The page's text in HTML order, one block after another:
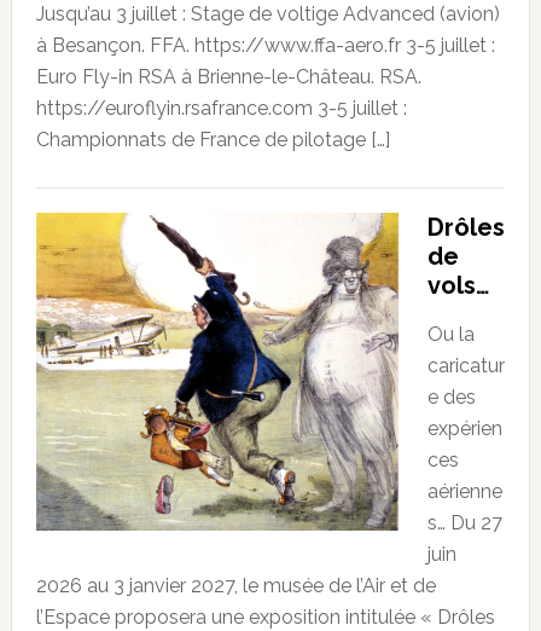
Jusqu’au 3 juillet : Stage de voltige Advanced (avion)
à Besançon. FFA. https://www.ffa-aero.fr 3-5 juillet :
Euro Fly-in RSA à Brienne-le-Château. RSA.
https://euroflyin.rsafrance.com 3-5 juillet :
Championnats de France de pilotage […]
Drôles
de
vols…
Ou la
caricatur
e des
expérien
ces
aérienne
s… Du 27
juin
2026 au 3 janvier 2027, le musée de l’Air et de
l’Espace proposera une exposition intitulée « Drôles